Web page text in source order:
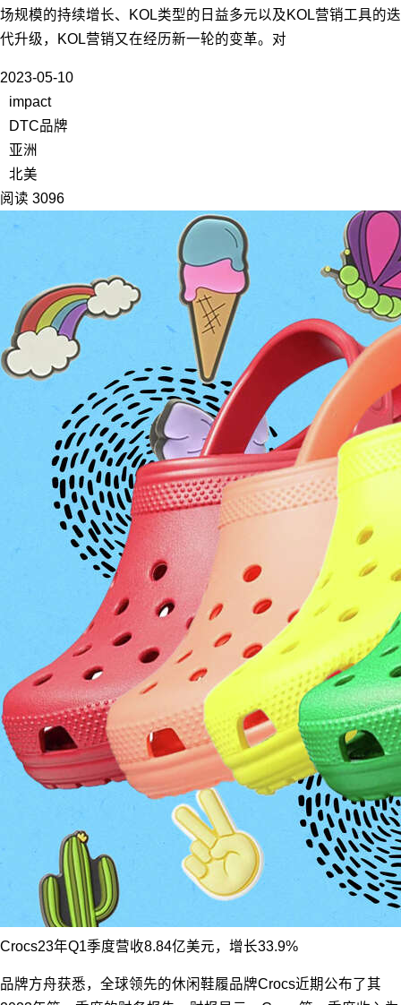
场规模的持续增长、KOL类型的日益多元以及KOL营销工具的迭
代升级，KOL营销又在经历新一轮的变革。对
2023-05-10
impact
DTC品牌
亚洲
北美
阅读 3096
Crocs23年Q1季度营收8.84亿美元，增长33.9%
品牌方舟获悉，全球领先的休闲鞋履品牌Crocs近期公布了其